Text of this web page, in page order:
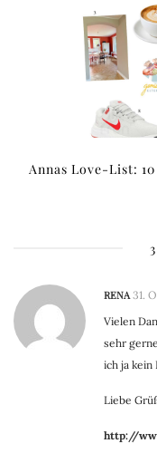
Annas Love-List:
RENA 31.
Vielen
sehr
ich ja kein
Liebe
http://